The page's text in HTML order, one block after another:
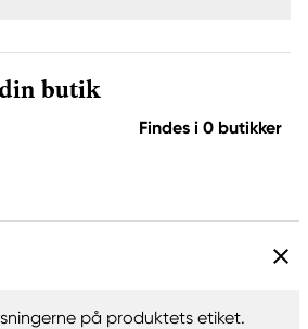
butik
Findes i 0 butikker
på produktets etiket.